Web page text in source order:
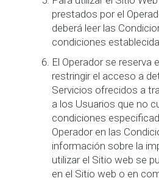
prestados por el
deberá leer las
condiciones
El Operador se reserva
restringir el acceso a
Servicios ofrecidos a
a los Usuarios que no
condiciones
Operador en las
información sobre la
utilizar el Sitio web se
en el Sitio web o en